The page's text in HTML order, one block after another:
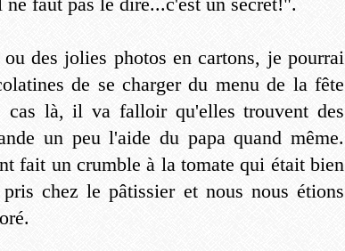
des jolies photos en cartons, je pourrai
de se charger du menu de la fête
cas là, il va falloir qu'elles trouvent des
un peu l'aide du papa quand même.
fait un crumble à la tomate qui était bien
chez le pâtissier et nous nous étions